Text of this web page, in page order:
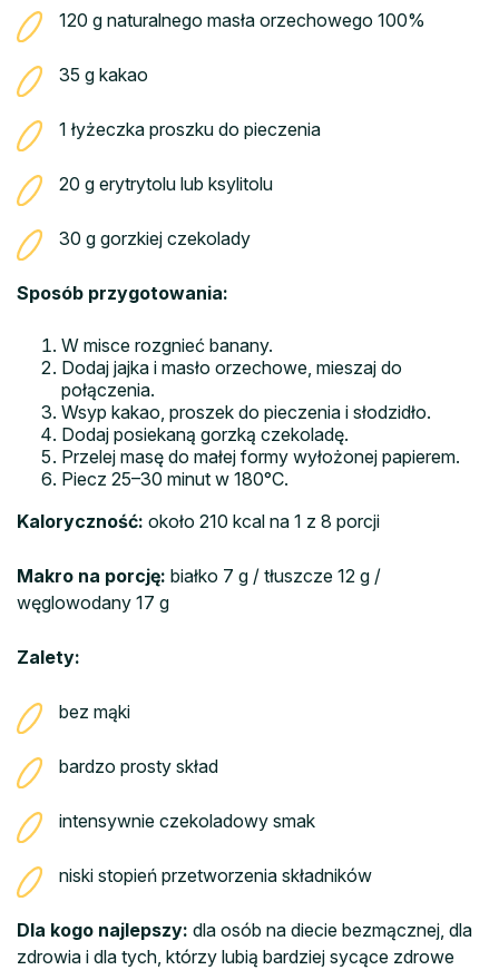
120 g naturalnego masła orzechowego 100%
35 g kakao
1 łyżeczka proszku do pieczenia
20 g erytrytolu lub ksylitolu
30 g gorzkiej czekolady
Sposób przygotowania:
W misce rozgnieć banany.
Dodaj jajka i masło orzechowe, mieszaj do
połączenia.
Wsyp kakao, proszek do pieczenia i słodzidło.
Dodaj posiekaną gorzką czekoladę.
Przelej masę do małej formy wyłożonej papierem.
Piecz 25–30 minut w 180°C.
Kaloryczność: około 210 kcal na 1 z 8 porcji
Makro na porcję: białko 7 g / tłuszcze 12 g /
węglowodany 17 g
Zalety:
bez mąki
bardzo prosty skład
intensywnie czekoladowy smak
niski stopień przetworzenia składników
Dla kogo najlepszy: dla osób na diecie bezmącznej, dla
zdrowia i dla tych, którzy lubią bardziej sycące zdrowe